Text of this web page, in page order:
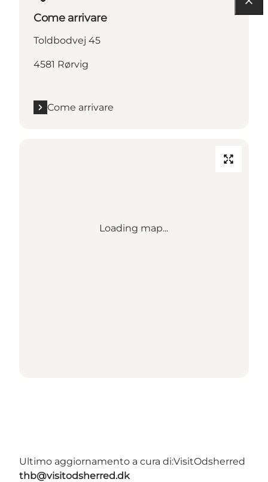
Come arrivare
Toldbodvej 45
4581 Rørvig
Come arrivare
Loading map...
Ultimo aggiornamento a cura di:VisitOdsherred
thb@visitodsherred.dk